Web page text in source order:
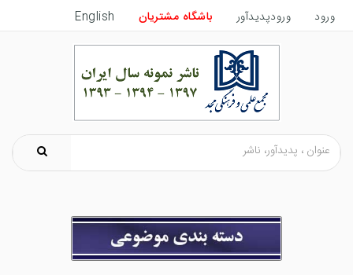
ورود ورودپدیدآور باشگاه مشتریان English